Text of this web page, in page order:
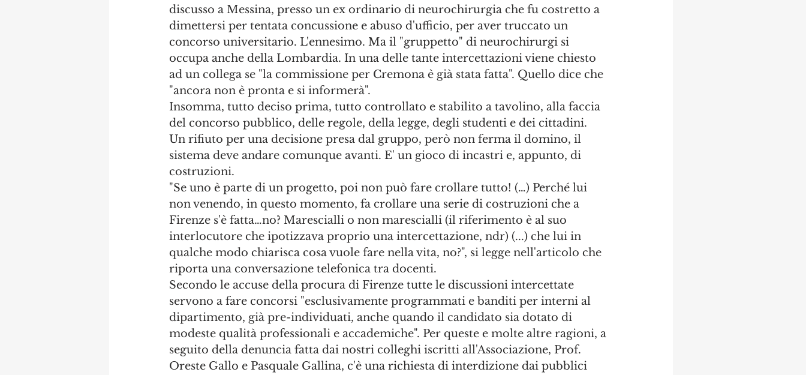
discusso a Messina, presso un ex ordinario di neurochirurgia che fu costretto a
dimettersi per tentata concussione e abuso d'ufficio, per aver truccato un
concorso universitario. L'ennesimo. Ma il "gruppetto" di neurochirurgi si
occupa anche della Lombardia. In una delle tante intercettazioni viene chiesto
ad un collega se "la commissione per Cremona è già stata fatta". Quello dice che
"ancora non è pronta e si informerà".
Insomma, tutto deciso prima, tutto controllato e stabilito a tavolino, alla faccia
del concorso pubblico, delle regole, della legge, degli studenti e dei cittadini.
Un rifiuto per una decisione presa dal gruppo, però non ferma il domino, il
sistema deve andare comunque avanti. E' un gioco di incastri e, appunto, di
costruzioni.
"Se uno è parte di un progetto, poi non può fare crollare tutto! (…) Perché lui
non venendo, in questo momento, fa crollare una serie di costruzioni che a
Firenze s'è fatta…no? Marescialli o non marescialli (il riferimento è al suo
interlocutore che ipotizzava proprio una intercettazione, ndr) (...) che lui in
qualche modo chiarisca cosa vuole fare nella vita, no?", si legge nell'articolo che
riporta una conversazione telefonica tra docenti.
Secondo le accuse della procura di Firenze tutte le discussioni intercettate
servono a fare concorsi "esclusivamente programmati e banditi per interni al
dipartimento, già pre-individuati, anche quando il candidato sia dotato di
modeste qualità professionali e accademiche". Per queste e molte altre ragioni, a
seguito della denuncia fatta dai nostri colleghi iscritti all'Associazione, Prof.
Oreste Gallo e Pasquale Gallina, c'è una richiesta di interdizione dai pubblici